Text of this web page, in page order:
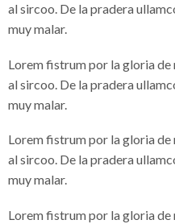
al sircoo. De la pradera
muy malar.
Lorem fistrum por la gloria de
al sircoo. De la pradera
muy malar.
Lorem fistrum por la gloria de
al sircoo. De la pradera
muy malar.
Lorem fistrum por la gloria de